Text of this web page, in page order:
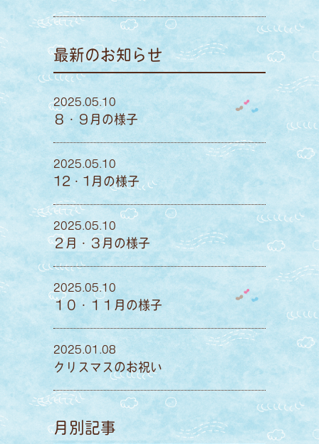
最新のお知らせ
2025.05.10
８・９月の様子
2025.05.10
12・1月の様子
2025.05.10
２月・３月の様子
2025.05.10
１０・１１月の様子
2025.01.08
クリスマスのお祝い
月別記事